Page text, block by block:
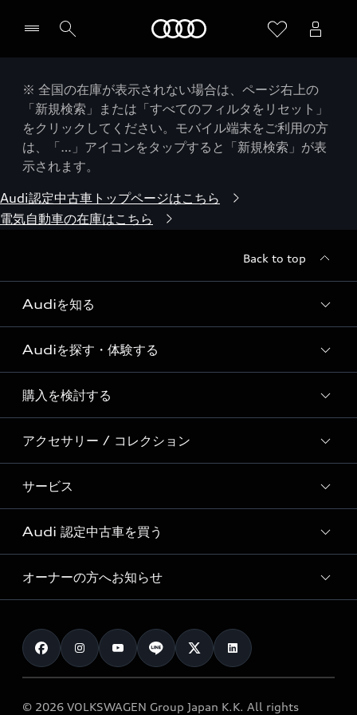
※ 全国の在庫が表示されない場合は、ページ右上の
「新規検索」または「すべてのフィルタをリセット」
をクリックしてください。モバイル端末をご利用の方
は、「…」アイコンをタップすると「新規検索」が表
示されます。
Audi認定中古車トップページはこちら
電気自動車の在庫はこちら
Back to top
Audiを知る
Audi ブランド
Story of Progress
Audi Sport
Formula 1®
デジタルサービス
Audiを探す・体験する
ディーラー検索
新車在庫検索
試乗車・展示車検索
見積り依頼
試乗予約
購入を検討する
モデル一覧
特別仕様モデル / 限定モデル
e-tronラインアップ
価格シミュレーション
車両比較
カタログ一覧
アクセサリー / コレクション
純正アクセサリー
オンラインショップ
Audi collection
アウディナビアプリ
サービス
サービス入庫予約
サービスプログラム
メンテナンス
車検 / 定期点検
e-tronアフターサポート
Audi 認定中古車を買う
Audi認定中古車
クオリティ
保証
メンテナンス
オーナーの方へお知らせ
お知らせ
オーナー様向けキャンペーン
© 2026 VOLKSWAGEN Group Japan K.K. All rights